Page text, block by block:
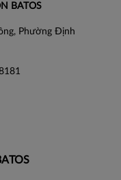
BATOS
Phường Định